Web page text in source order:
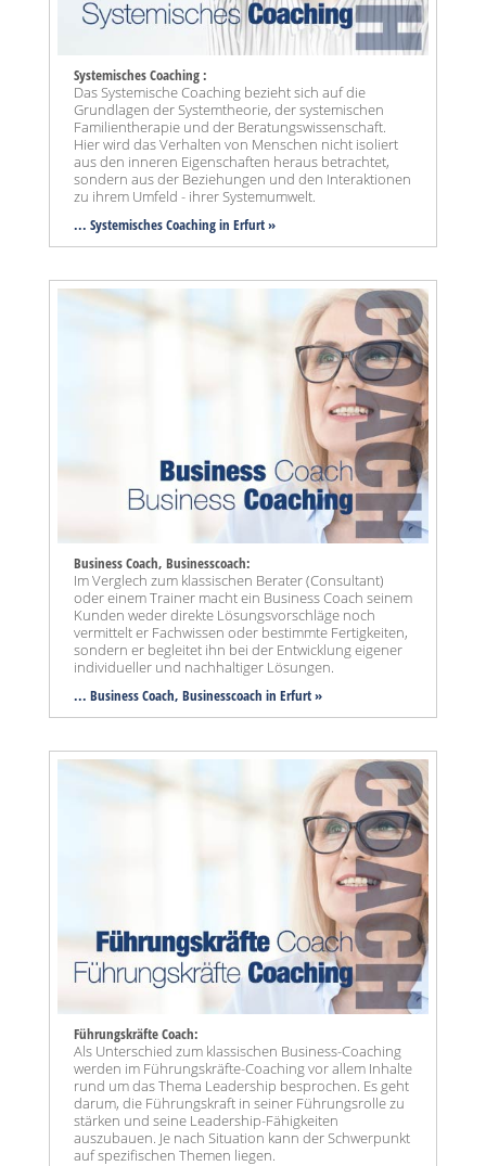
Systemisches Coaching :
Das Systemische Coaching bezieht sich auf die
Grundlagen der Systemtheorie, der systemischen
Familientherapie und der Beratungswissenschaft.
Hier wird das Verhalten von Menschen nicht isoliert
aus den inneren Eigenschaften heraus betrachtet,
sondern aus der Beziehungen und den Interaktionen
zu ihrem Umfeld - ihrer Systemumwelt.
... Systemisches Coaching in Erfurt »
Business Coach, Businesscoach:
Im Verglech zum klassischen Berater (Consultant)
oder einem Trainer macht ein Business Coach seinem
Kunden weder direkte Lösungsvorschläge noch
vermittelt er Fachwissen oder bestimmte Fertigkeiten,
sondern er begleitet ihn bei der Entwicklung eigener
individueller und nachhaltiger Lösungen.
... Business Coach, Businesscoach in Erfurt »
Führungskräfte Coach:
Als Unterschied zum klassischen Business-Coaching
werden im Führungskräfte-Coaching vor allem Inhalte
rund um das Thema Leadership besprochen. Es geht
darum, die Führungskraft in seiner Führungsrolle zu
stärken und seine Leadership-Fähigkeiten
auszubauen. Je nach Situation kann der Schwerpunkt
auf spezifischen Themen liegen.